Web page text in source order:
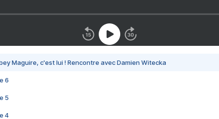
Maguire, c'est lui ! Rencontre avec Damien Witecka
6
5
4